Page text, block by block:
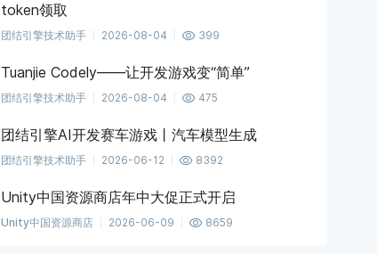
token领取
团结引擎技术助手 2026-08-04 399
Tuanjie Codely——让开发游戏变“简单”
团结引擎技术助手 2026-08-04 475
团结引擎AI开发赛车游戏丨汽车模型生成
团结引擎技术助手 2026-06-12 8392
Unity中国资源商店年中大促正式开启
Unity中国资源商店 2026-06-09 8659